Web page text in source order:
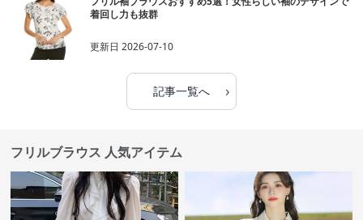
着回し力も抜群
更新日2026-07-10
記事一覧へ ›
フリルブラウス 人気アイテム